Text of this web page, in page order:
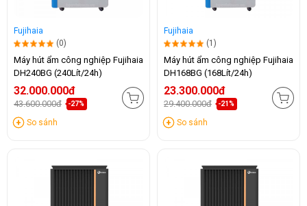
Fujihaia
(0)
Máy hút ẩm công nghiệp Fujihaia
DH240BG (240Lít/24h)
32.000.000đ
43.600.000đ -27%
So sánh
Fujihaia
(1)
Máy hút ẩm công nghiệp Fujihaia
DH168BG (168Lít/24h)
23.300.000đ
29.400.000đ -21%
So sánh